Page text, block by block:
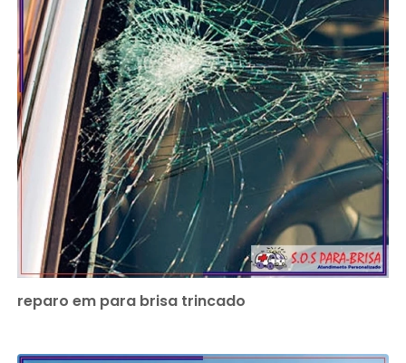
reparo em para brisa trincado